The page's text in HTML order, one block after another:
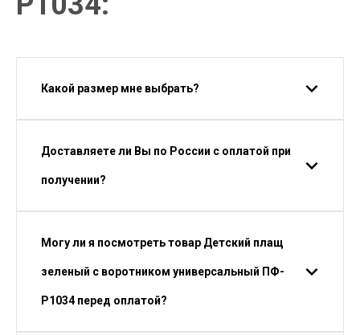
Какой размер мне выбрать?
Доставляете ли Вы по России с оплатой при
получении?
Могу ли я посмотреть товар Детский плащ
зеленый с воротником универсальный ПФ-
P1034 перед оплатой?